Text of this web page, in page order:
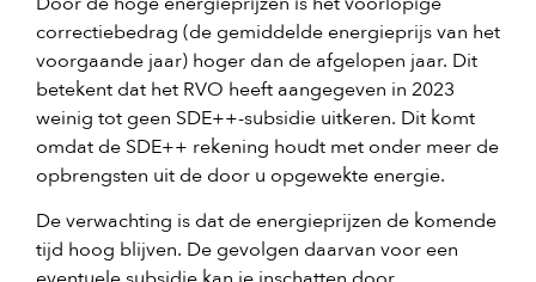
correctiebedrag (de gemiddelde energieprijs van het
voorgaande jaar) hoger dan de afgelopen jaar. Dit
betekent dat het RVO heeft aangegeven in 2023
weinig tot geen SDE++-subsidie uitkeren. Dit komt
omdat de SDE++ rekening houdt met onder meer de
opbrengsten uit de door u opgewekte energie.
De verwachting is dat de energieprijzen de komende
tijd hoog blijven. De gevolgen daarvan voor een